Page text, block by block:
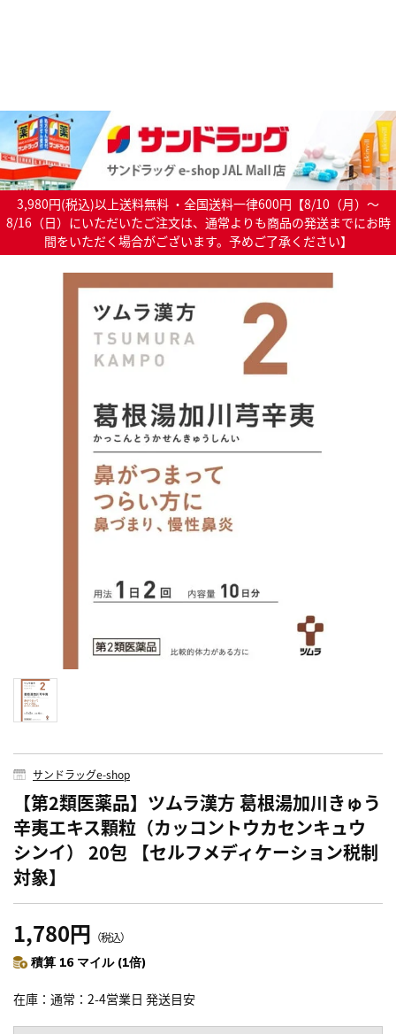
3,980円(税込)以上送料無料 ・全国送料一律600円【8/10（月）～
8/16（日）にいただいたご注文は、通常よりも商品の発送までにお時
間をいただく場合がございます。予めご了承ください】
サンドラッグe-shop
【第2類医薬品】ツムラ漢方 葛根湯加川きゅう
辛夷エキス顆粒（カッコントウカセンキュウ
シンイ） 20包 【セルフメディケーション税制
対象】
1,780円 （税込）
積算 16 マイル (1倍)
在庫 通常：2-4営業日 発送目安